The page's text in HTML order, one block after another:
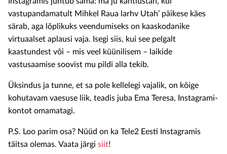
vastupandamatult Mihkel Raua larhv Utah’ päikese käes
särab, aga lõplikuks veendumiseks on kaaskodanike
virtuaalset aplausi vaja. Isegi siis, kui see pelgalt
kaastundest või – mis veel küünilisem – laikide
vastusaamise soovist mu pildi alla tekib.
Üksindus ja tunne, et sa pole kellelegi vajalik, on kõige
kohutavam vaesuse liik, teadis juba Ema Teresa, Instagrami-
kontot omamatagi.
P.S. Loo parim osa? Nüüd on ka Tele2 Eesti Instagramis
täitsa olemas. Vaata järgi siit!